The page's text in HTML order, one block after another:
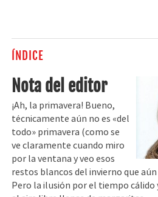
ÍNDICE
Nota del editor
¡Ah, la primavera! Bueno,
técnicamente aún no es «del
todo» primavera (como se
ve claramente cuando miro
por la ventana y veo esos
restos blancos del invierno que
Pero la ilusión por el tiempo cálido